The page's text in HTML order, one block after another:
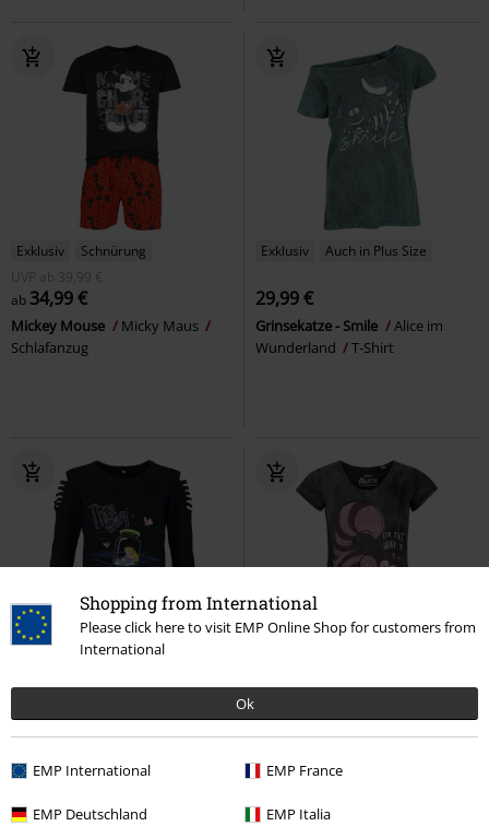
Shopping from International
Please click here to visit EMP Online Shop for customers from
International
Ok
EMP International EMP France
EMP Deutschland EMP Italia
Exklusiv
Schnürung
UVP
ab
39,99 €
ab 34,99 €
Mickey Mouse
Micky Maus
Schlafanzug
Exklusiv Auch in Plus Size
29,99 €
Grinsekatze - Smile
Alice im
Wunderland
T-Shirt
27,99 €
Alice
Alice im Wunderland
Langarmshirt
UVPab34,99 €
ab29,99 €
Grinsekatze - This Way Or That
Way?
Shirt